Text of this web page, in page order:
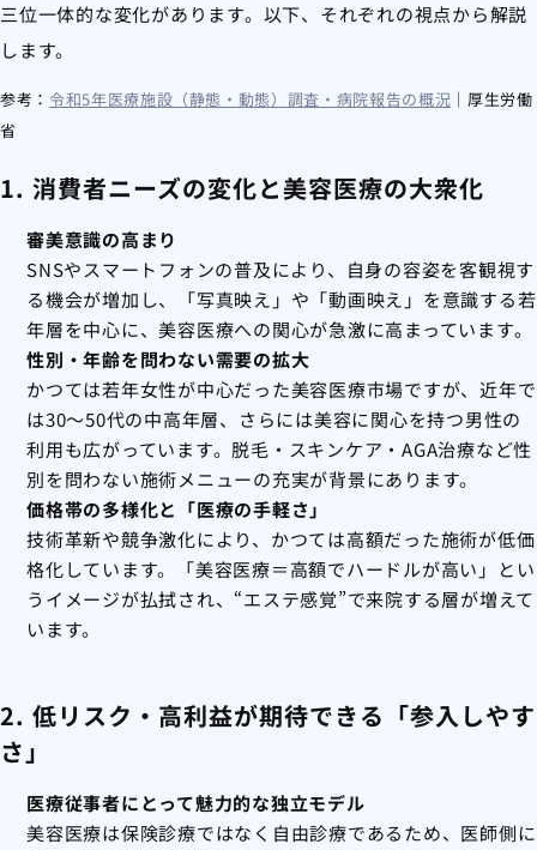
三位一体的な変化があります。以下、それぞれの視点から解説
します。
参考： 令和5年医療施設（静態・動態）調査・病院報告の概況 ｜厚生労働
省
1. 消費者ニーズの変化と美容医療の大衆化
審美意識の高まり
SNSやスマートフォンの普及により、自身の容姿を客観視す
る機会が増加し、「写真映え」や「動画映え」を意識する若
年層を中心に、美容医療への関心が急激に高まっています。
性別・年齢を問わない需要の拡大
かつては若年女性が中心だった美容医療市場ですが、近年で
は30～50代の中高年層、さらには美容に関心を持つ男性の
利用も広がっています。脱毛・スキンケア・AGA治療など性
別を問わない施術メニューの充実が背景にあります。
価格帯の多様化と「医療の手軽さ」
技術革新や競争激化により、かつては高額だった施術が低価
格化しています。「美容医療＝高額でハードルが高い」とい
うイメージが払拭され、“エステ感覚”で来院する層が増えて
います。
2. 低リスク・高利益が期待できる「参入しやす
さ」
医療従事者にとって魅力的な独立モデル
美容医療は保険診療ではなく自由診療であるため、医師側に